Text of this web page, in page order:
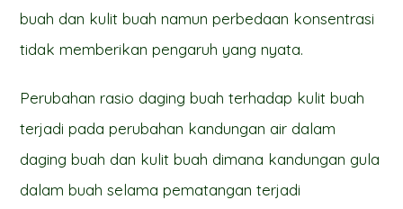
buah dan kulit buah namun perbedaan konsentrasi
tidak memberikan pengaruh yang nyata.
Perubahan rasio daging buah terhadap kulit buah
terjadi pada perubahan kandungan air dalam
daging buah dan kulit buah dimana kandungan gula
dalam buah selama pematangan terjadi